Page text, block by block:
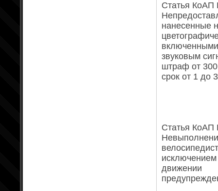
Статья КоАП
нанесенные
звуковым
штраф от
срок от 1 до
Статья КоАП
движении